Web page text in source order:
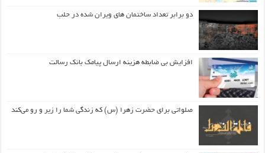
دو برابر تعداد ساختمان های ویران شده در حلب
افزایش بی ضابطه هزینه ارسال پیامک بانک رسالت
صلواتی برای حضرت زهرا (س) که زندگی شما را زیر و رو می‌کند